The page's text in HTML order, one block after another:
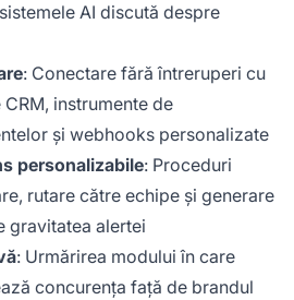
AI discută despre
: Conectare fără întreruperi cu
instrumente de
și webhooks personalizate
personalizabile: Proceduri
rutare către echipe și generare
gravitatea alertei
: Urmărirea modului în care
concurența față de brandul